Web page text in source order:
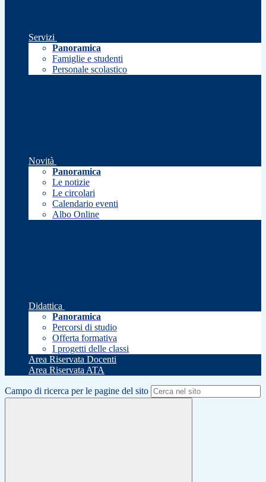
Servizi
Panoramica
Famiglie e studenti
Personale scolastico
Novità
Panoramica
Le notizie
Le circolari
Calendario eventi
Albo Online
Didattica
Panoramica
Percorsi di studio
Offerta formativa
I progetti delle classi
Area Riservata Docenti
Area Riservata ATA
Campo di ricerca per le pagine del sito